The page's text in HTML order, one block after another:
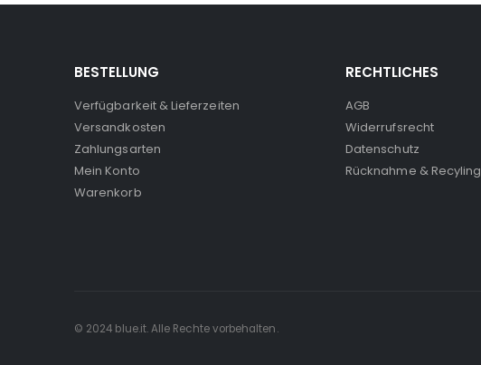
BESTELLUNG
Verfügbarkeit & Lieferzeiten
Versandkosten
Zahlungsarten
Mein Konto
Warenkorb
RECHTLICHES
AGB
Widerrufsrecht
Datenschutz
Rücknahme & Recyling
© 2024 blue.it. Alle Rechte vorbehalten.